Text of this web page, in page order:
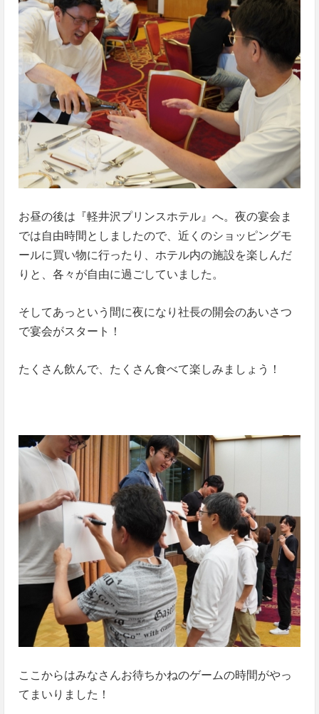
お昼の後は『軽井沢プリンスホテル』へ。夜の宴会ま
では自由時間としましたので、近くのショッピングモ
ールに買い物に行ったり、ホテル内の施設を楽しんだ
りと、各々が自由に過ごしていました。
そしてあっという間に夜になり社長の開会のあいさつ
で宴会がスタート！
たくさん飲んで、たくさん食べて楽しみましょう！
ここからはみなさんお待ちかねのゲームの時間がやっ
てまいりました！